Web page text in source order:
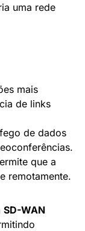
uma rede
mais
de links
de dados
que a
remotamente.
SD-WAN